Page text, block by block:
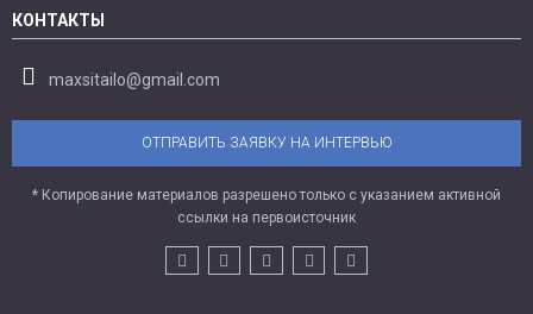
КОНТАКТЫ
maxsitailo@gmail.com
ОТПРАВИТЬ ЗАЯВКУ НА ИНТЕРВЬЮ
* Копирование материалов разрешено только с указанием активной
ссылки на первоисточник